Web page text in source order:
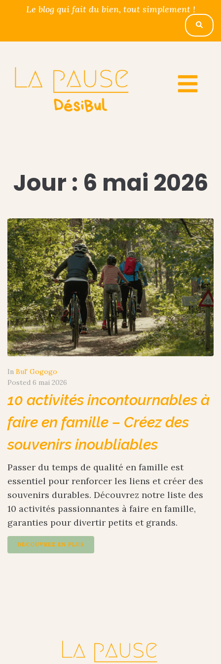
Le blog qui fait du bien, tout simplement !
Jour : 6 mai 2026
In Bul' Gogogo
Posted 6 mai 2026
10 activités incontournables à
faire en famille – Créez des
souvenirs inoubliables
Passer du temps de qualité en famille est
essentiel pour renforcer les liens et créer des
souvenirs durables. Découvrez notre liste des
10 activités passionnantes à faire en famille,
garanties pour divertir petits et grands.
DÉCOUVREZ EN PLUS